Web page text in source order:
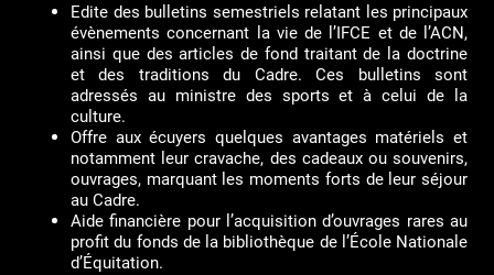
Edite des bulletins semestriels relatant les principaux
évènements concernant la vie de l’IFCE et de l’ACN,
ainsi que des articles de fond traitant de la doctrine
et des traditions du Cadre. Ces bulletins sont
adressés au ministre des sports et à celui de la
culture.
Offre aux écuyers quelques avantages matériels et
notamment leur cravache, des cadeaux ou souvenirs,
ouvrages, marquant les moments forts de leur séjour
au Cadre.
Aide financière pour l’acquisition d’ouvrages rares au
profit du fonds de la bibliothèque de l’École Nationale
d’Équitation.